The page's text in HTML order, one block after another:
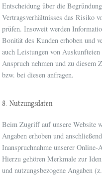
Entscheidung über die
Vertragsverhältnisses das Risiko
prüfen. Insoweit werden
Bonität des Kunden erhoben und
auch Leistungen von
Anspruch nehmen und zu diesem
bzw. bei diesen anfragen.
8. Nutzungsdaten
Beim Zugriff auf unsere Website
Angaben erhoben und
Inanspruchnahme unserer Online-
Hierzu gehören Merkmale zur
und nutzungsbezogene Angaben